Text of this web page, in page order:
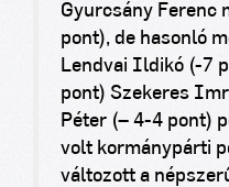
Gyurcsány Ferenc
pont), de hasonló
Lendvai Ildikó (-7
pont) Szekeres
Péter (– 4-4 pont)
volt kormánypárti
változott a